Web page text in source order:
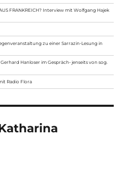
AUS FRANKREICH? Interview mit Wolfgang Hajek
zu einer Sarrazin-Lesung in
Hanloser im Gespräch- jenseits von sog.
Radio Flora